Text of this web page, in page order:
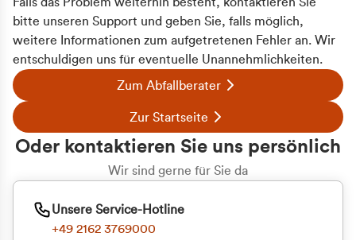
bitte unseren Support und geben Sie, falls möglich,
weitere Informationen zum aufgetretenen Fehler an. Wir
entschuldigen uns für eventuelle Unannehmlichkeiten.
Zum Abfallberater
Zur Startseite
Oder kontaktieren Sie uns persönlich
Wir sind gerne für Sie da
Unsere Service-Hotline
+49 2162 3769000